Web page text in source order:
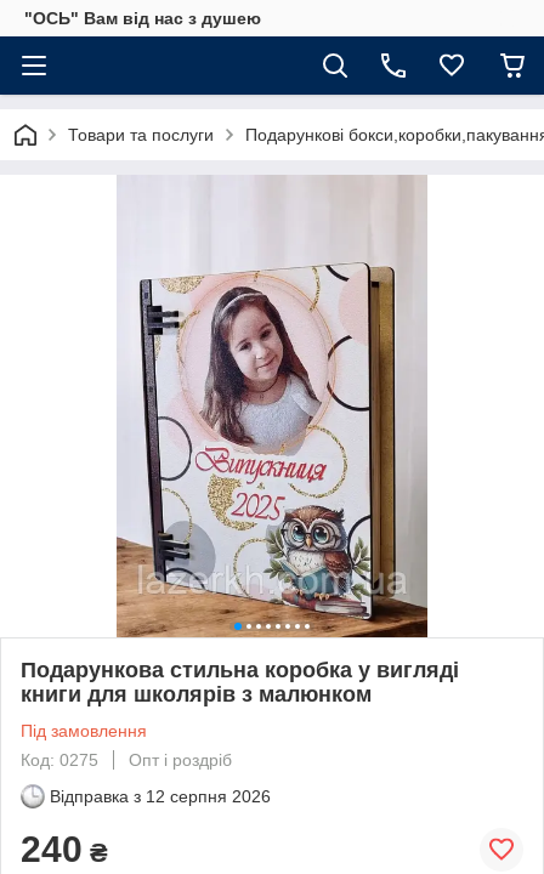
"ОСЬ" Вам від нас з душею
Товари та послуги Подарункові
Подарункова стильна коробка у вигляді
книги для школярів з малюнком
Під замовлення
Код: 0275
Опт і роздріб
Відправка з 12 серпня 2026
240 ₴